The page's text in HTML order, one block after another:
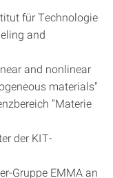
für Technologie
and
and nonlinear
materials"
“Materie
der KIT-
Gruppe EMMA an